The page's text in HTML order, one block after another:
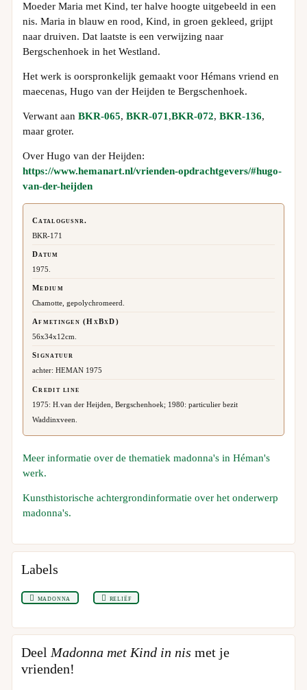
Moeder Maria met Kind, ter halve hoogte uitgebeeld in een
nis. Maria in blauw en rood, Kind, in groen gekleed, grijpt
naar druiven. Dat laatste is een verwijzing naar
Bergschenhoek in het Westland.
Het werk is oorspronkelijk gemaakt voor Hémans vriend en
maecenas, Hugo van der Heijden te Bergschenhoek.
Verwant aanBKR-065,BKR-071,BKR-072,BKR-136,
maar groter.
Over Hugo van der Heijden:
https://www.hemanart.nl/vrienden-opdrachtgevers/#hugo-
van-der-heijden
Catalogusnr.
BKR-171
Datum
1975.
Medium
Chamotte, gepolychromeerd.
Afmetingen (HxBxD)
56x34x12cm.
Signatuur
achter: HEMAN 1975
Credit line
1975: H.van der Heijden, Bergschenhoek; 1980: particulier bezit
Waddinxveen.
Meer informatie over de thematiek madonna's in Héman's
werk.
Kunsthistorische achtergrondinformatie over het onderwerp
madonna's.
Labels
madonna reliëf
Deel Madonna met Kind in nis met je
vrienden!